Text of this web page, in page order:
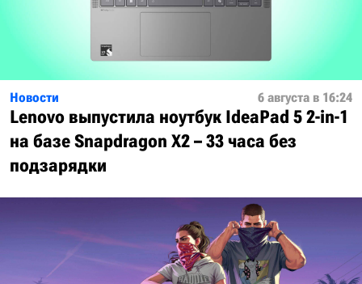
Новости 6 августа в 16:24
Lenovo выпустила ноутбук IdeaPad 5 2-in-1
на базе Snapdragon X2 – 33 часа без
подзарядки